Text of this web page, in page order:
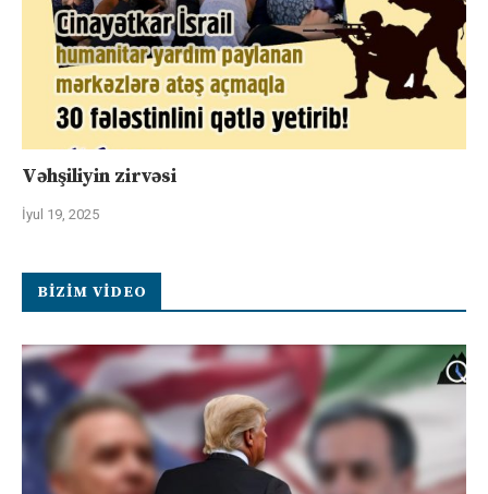
Vəhşiliyin zirvəsi
İyul 19, 2025
BIZIM VIDEO